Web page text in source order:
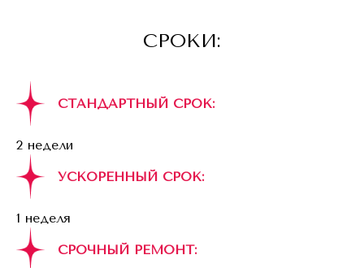
СРОКИ:
СТАНДАРТНЫЙ СРОК:
2 недели
УСКОРЕННЫЙ СРОК:
1 неделя
СРОЧНЫЙ РЕМОНТ: